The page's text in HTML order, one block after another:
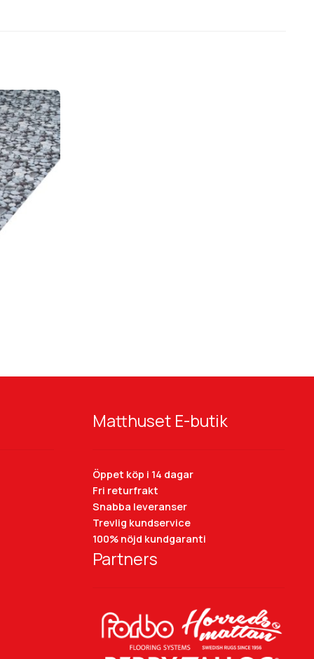
Matthuset E-butik
Öppet köp i 14 dagar
Fri returfrakt
Snabba leveranser
Trevlig kundservice
100% nöjd kundgaranti
Partners